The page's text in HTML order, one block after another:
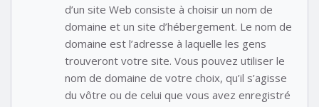
d’un site Web consiste à choisir un nom de
domaine et un site d’hébergement. Le nom de
domaine est l’adresse à laquelle les gens
trouveront votre site. Vous pouvez utiliser le
nom de domaine de votre choix, qu’il s’agisse
du vôtre ou de celui que vous avez enregistré